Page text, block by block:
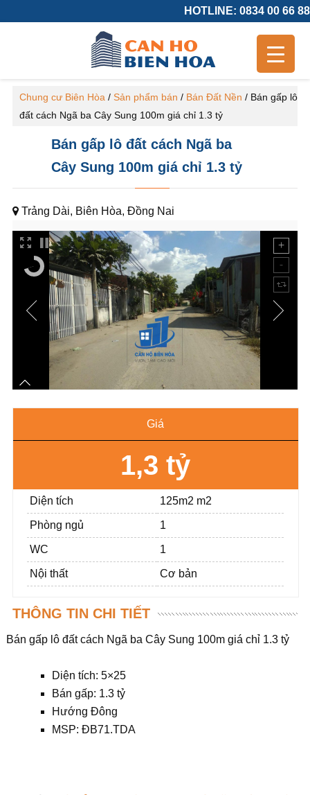
HOTLINE: 0834 00 66 88
Chung cư Biên Hòa / Sản phẩm bán / Bán Đất Nền / Bán gấp lô
đất cách Ngã ba Cây Sung 100m giá chỉ 1.3 tỷ
Bán gấp lô đất cách Ngã ba
Cây Sung 100m giá chỉ 1.3 tỷ
Trảng Dài, Biên Hòa, Đồng Nai
Giá
1,3 tỷ
Diện tích 125m2 m2
Phòng ngủ 1
WC 1
Nội thất Cơ bản
THÔNG TIN CHI TIẾT
Bán gấp lô đất cách Ngã ba Cây Sung 100m giá chỉ 1.3 tỷ
Diện tích: 5×25
Bán gấp: 1.3 tỷ
Hướng Đông
MSP: ĐB71.TDA